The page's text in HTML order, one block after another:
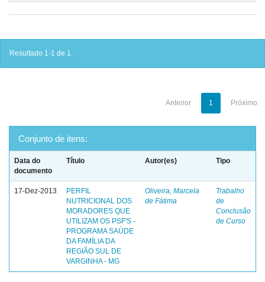
Resultado 1-1 de 1.
Anterior 1 Próximo
Conjunto de itens:
Data do
documento
Título Autor(es) Tipo
17-Dez-2013
PERFIL
NUTRICIONAL DOS
MORADORES QUE
UTILIZAM OS PSF'S -
PROGRAMA SAÚDE
DA FAMÍLIA DA
REGIÃO SUL DE
VARGINHA - MG
Oliveira, Marcela
de Fátima
Trabalho
de
Conclusão
de Curso